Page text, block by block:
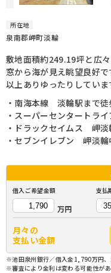
所在地
泉南郡岬町淡輪
敷地面積約249.19坪と広々
窓から海が見え眺望良好
以上ありゆったりしていま
・南海本線 淡輪駅まで徒
・スーパーセンタートラ
・ドラックセイムス 岬
・セブンイレブン 岬淡
借入ご希望金額
万円
支払
月々の
支払い金額
※池田泉州銀行／借入金1,790万円
※審査により金利は変わる可能性があ